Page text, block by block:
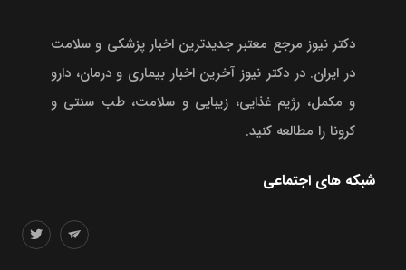
دکتر نیوز مرجع معتبر جدیدترین اخبار پزشکی و سلامت
در ایران. در دکتر نیوز آخرین اخبار بیماری و درمان، دارو
و مکمل، رژیم غذایی، زیبایی و سلامت، طب سنتی و
کرونا را مطالعه کنید.
شبکه های اجتماعی